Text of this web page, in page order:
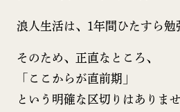
浪人生活は、1年間ひたすら勉
そのため、正直なところ、
「ここからが直前期」
という明確な区切りはありま